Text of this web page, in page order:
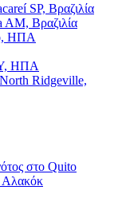
SP, Βραζιλία
Βραζιλία
ΗΠΑ
ΗΠΑ
Ridgeville,
στο Quito
Αλακόκ